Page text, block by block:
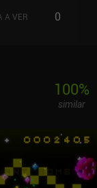
comprar saúde,
lançar uma
jogo de arcade
de jogadas
e melhorar
central um tanto
hell o torna
que
A VER 0
100%
similar